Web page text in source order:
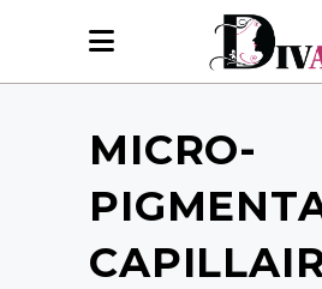
MICRO-